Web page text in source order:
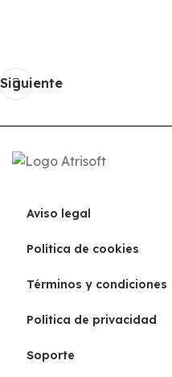
Siguiente
Aviso legal
Política de cookies
Términos y condiciones
Política de privacidad
Soporte